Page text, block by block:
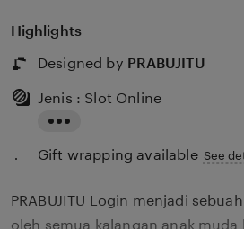
Highlights
Designed by PRABUJITU
the
description
Jenis : Slot Online
Gift wrapping available See
PRABUJITU Login menjadi
oleh semua kalangan anak